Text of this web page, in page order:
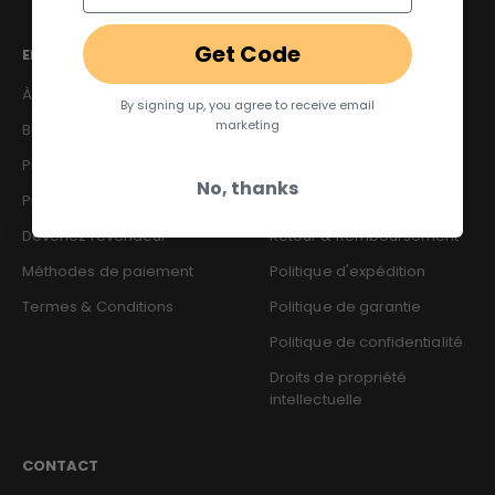
ENTREPRISE
À propos de nous
Blogues
Presse
Programme d'affiliation
Devenez revendeur
Méthodes de paiement
Termes & Conditions
SOUTIEN
Guides d'assemblage
Suivre ma commande
Retour & Remboursement
Politique d'expédition
Politique de garantie
Politique de confidentialité
Droits de propriété
intellectuelle
CONTACT
Get Code
By signing up, you agree to receive email
marketing
No, thanks